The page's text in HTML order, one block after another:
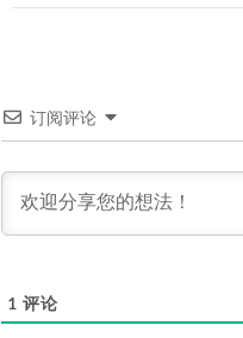
订阅评论
1 评论